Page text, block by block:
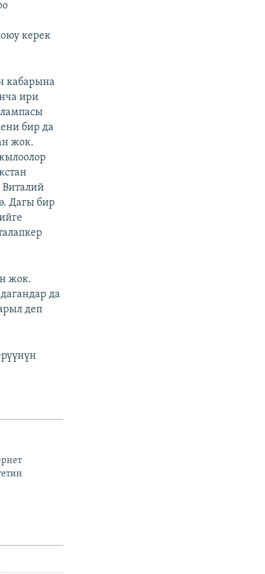
керек
кабарына
ири
бир да
жок.
Виталий
Дагы бир
жок.
да
деп